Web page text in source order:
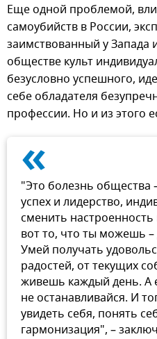
Еще одной проблемой,
самоубийств в России,
заимствованный у Запада
обществе культ
безусловно успешного,
себе обладателя
профессии. Но и из этого
«
"Это болезнь общества
успех и лидерство,
сменить
вот то, что ты можешь –
Умей получать
радостей, от текущих
живешь каждый день. А
не останавливайся. И
увидеть себя, понять
гармонизация", –